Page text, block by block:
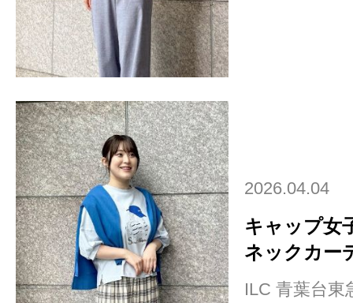
2026.04.04
キャップ女
ネックカー
ILC 青葉台